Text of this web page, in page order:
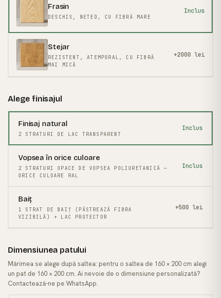
Frasin
DESCHIS, NETED, CU FIBRĂ MARE
Inclus
Stejar
REZISTENT, ATEMPORAL, CU FIBRĂ
MAI MICĂ
+2000 lei
Alege finisajul
Finisaj natural
2 STRATURI DE LAC TRANSPARENT
Inclus
Vopsea în orice culoare
2 STRATURI OPACE DE VOPSEA POLIURETANICĂ —
ORICE CULOARE RAL
Inclus
Baiț
1 STRAT DE BAIȚ (PĂSTREAZĂ FIBRA
VIZIBILĂ) + LAC PROTECTOR
+500 lei
Dimensiunea patului
Mărimea se alege după saltea: pentru o saltea de 160 × 200 cm alegi
un pat de 160 × 200 cm. Ai nevoie de o dimensiune personalizată?
Contactează-ne pe WhatsApp.